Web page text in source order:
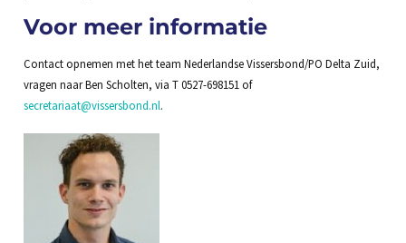
Voor meer informatie
Contact opnemen met het team Nederlandse Vissersbond/PO Delta Zuid,
vragen naar Ben Scholten, via T 0527-698151 of
secretariaat@vissersbond.nl.